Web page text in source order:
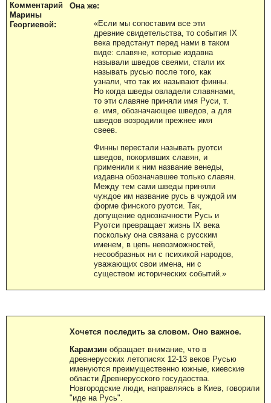
Комментарий
Марины
Георгиевой:
Она же:
«Если мы сопоставим все эти
древние свидетельства, то события IX
века предстанут перед нами в таком
виде: славяне, которые издавна
называли шведов свеями, стали их
называть русью после того, как
узнали, что так их называют финны.
Но когда шведы овладели славянами,
то эти славяне приняли имя Руси, т.
е. имя, обозначающее шведов, а для
шведов возродили прежнее имя
свеев.
Финны перестали называть руотси
шведов, покоривших славян, и
применили к ним название венеды,
издавна обозначавшее только славян.
Между тем сами шведы приняли
чуждое им название русь в чуждой им
форме финского руотси. Так,
допущение однозначности Русь и
Руотси превращает жизнь IX века
поскольку она связана с русским
именем, в цепь невозможностей,
несообразных ни с психикой народов,
уважающих свои имена, ни с
существом исторических событий.»
Хочется последить за словом. Оно важное.
Карамзин обращает внимание, что в
древнерусских летописях 12-13 веков Русью
именуются преимущественно южные, киевские
области Древнерусского госудаоства.
Новгородские люди, направляясь в Киев, говорили
"иде на Русь".